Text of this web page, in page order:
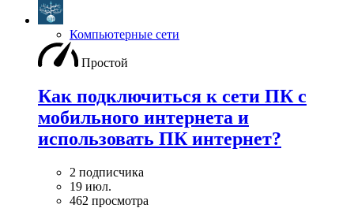
Компьютерные сети
Простой
Как подключиться к сети ПК с
мобильного интернета и
использовать ПК интернет?
2 подписчика
19 июл.
462 просмотра